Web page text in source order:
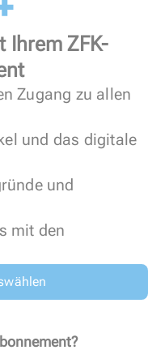
Ihrem ZFK-
Zugang zu allen
und das digitale
und
mit den